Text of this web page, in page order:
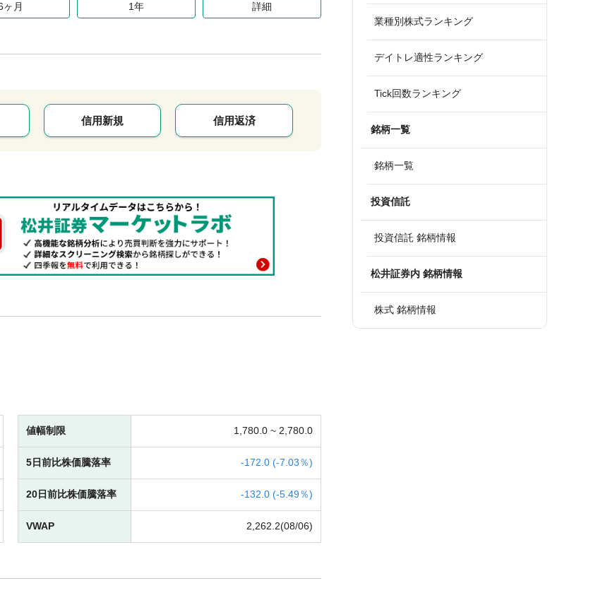
ヶ月 1年 詳細
信用新規 信用返済
値幅制限 1,780.0 ~ 2,780.0
5日前比株価騰落率 -172.0 (-7.03％)
20日前比株価騰落率 -132.0 (-5.49％)
VWAP 2,262.2(08/06)
業種別株式ランキング
デイトレ適性ランキング
Tick回数ランキング
銘柄一覧
銘柄一覧
投資信託
投資信託 銘柄情報
松井証券内 銘柄情報
株式 銘柄情報